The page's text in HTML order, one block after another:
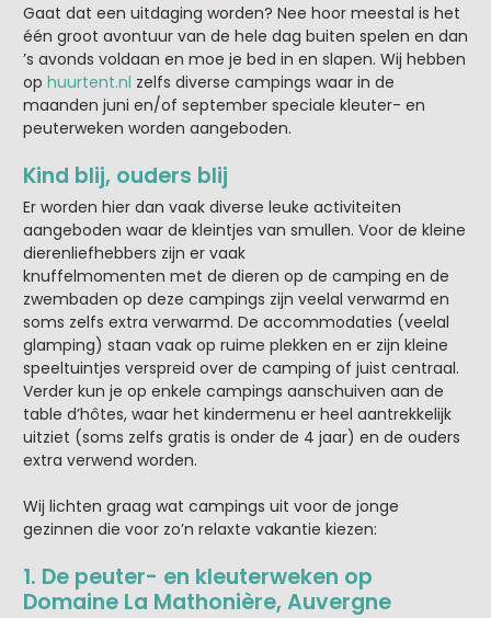
Gaat dat een uitdaging worden? Nee hoor meestal is het
één groot avontuur van de hele dag buiten spelen en dan
’s avonds voldaan en moe je bed in en slapen. Wij hebben
op huurtent.nl zelfs diverse campings waar in de
maanden juni en/of september speciale kleuter- en
peuterweken worden aangeboden.
Kind blij, ouders blij
Er worden hier dan vaak diverse leuke activiteiten
aangeboden waar de kleintjes van smullen. Voor de kleine
dierenliefhebbers zijn er vaak
knuffelmomenten met de dieren op de camping en de
zwembaden op deze campings zijn veelal verwarmd en
soms zelfs extra verwarmd. De accommodaties (veelal
glamping) staan vaak op ruime plekken en er zijn kleine
speeltuintjes verspreid over de camping of juist centraal.
Verder kun je op enkele campings aanschuiven aan de
table d’hôtes, waar het kindermenu er heel aantrekkelijk
uitziet (soms zelfs gratis is onder de 4 jaar) en de ouders
extra verwend worden.
Wij lichten graag wat campings uit voor de jonge
gezinnen die voor zo’n relaxte vakantie kiezen:
1. De peuter- en kleuterweken op
Domaine La Mathonière, Auvergne